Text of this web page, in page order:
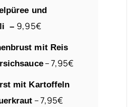
und
– 9,95€
mit Reis
– 7,95€
mit Kartoffeln
– 7,95€